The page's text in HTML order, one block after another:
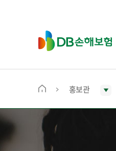
D
B
보
메
화
면
홍보관